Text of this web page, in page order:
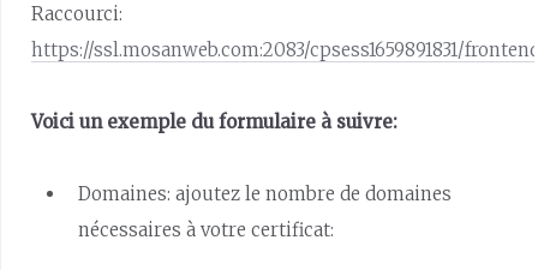
Raccourci:
https://ssl.mosanweb.com:2083/cpsess1659891831/
Voici un exemple du formulaire à suivre:
Domaines: ajoutez le nombre de domaines
nécessaires à votre certificat: